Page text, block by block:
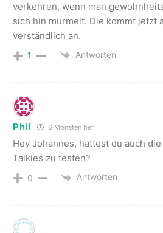
verkehren, wenn man
sich hin murmelt. Die kommt jetzt
verständlich an.
1 Antworten
Phil 6 Monaten her
Hey Johannes, hattest du auch
Talkies zu testen?
0 Antworten